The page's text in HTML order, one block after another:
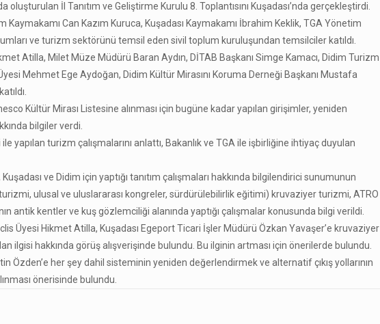
İl Tanıtım ve Geliştirme Kurulu 8. Toplantısını Kuşadası’nda gerçekleştirdi.
Can Kazım Kuruca, Kuşadası Kaymakamı İbrahim Keklik, TGA Yönetim
ve turizm sektörünü temsil eden sivil toplum kuruluşundan temsilciler katıldı.
Atilla, Milet Müze Müdürü Baran Aydın, DİTAB Başkanı Simge Kamacı, Didim Turizm
Mehmet Ege Aydoğan, Didim Kültür Mirasını Koruma Derneği Başkanı Mustafa
Kültür Mirası Listesine alınması için bugüne kadar yapılan girişimler, yeniden
bilgiler verdi.
yapılan turizm çalışmalarını anlattı, Bakanlık ve TGA ile işbirliğine ihtiyaç duyulan
Kuşadası ve Didim için yaptığı tanıtım çalışmaları hakkında bilgilendirici sunumunun
turizmi, ulusal ve uluslararası kongreler, sürdürülebilirlik eğitimi) kruvaziyer turizmi, ATRO
antik kentler ve kuş gözlemciliği alanında yaptığı çalışmalar konusunda bilgi verildi.
Üyesi Hikmet Atilla, Kuşadası Egeport Ticari İşler Müdürü Özkan Yavaşer’e kruvaziyer
ilgisi hakkında görüş alışverişinde bulundu. Bu ilginin artması için önerilerde bulundu.
Özden’e her şey dahil sisteminin yeniden değerlendirmek ve alternatif çıkış yollarının
önerisinde bulundu.